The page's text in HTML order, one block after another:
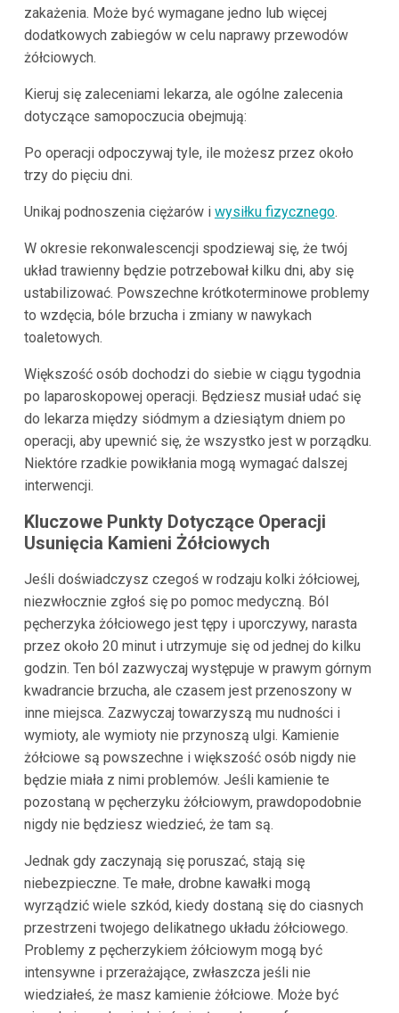
zakażenia. Może być wymagane jedno lub więcej
dodatkowych zabiegów w celu naprawy przewodów
żółciowych.
Kieruj się zaleceniami lekarza, ale ogólne zalecenia
dotyczące samopoczucia obejmują:
Po operacji odpoczywaj tyle, ile możesz przez około
trzy do pięciu dni.
Unikaj podnoszenia ciężarów i wysiłku fizycznego.
W okresie rekonwalescencji spodziewaj się, że twój
układ trawienny będzie potrzebował kilku dni, aby się
ustabilizować. Powszechne krótkoterminowe problemy
to wzdęcia, bóle brzucha i zmiany w nawykach
toaletowych.
Większość osób dochodzi do siebie w ciągu tygodnia
po laparoskopowej operacji. Będziesz musiał udać się
do lekarza między siódmym a dziesiątym dniem po
operacji, aby upewnić się, że wszystko jest w porządku.
Niektóre rzadkie powikłania mogą wymagać dalszej
interwencji.
Kluczowe Punkty Dotyczące Operacji
Usunięcia Kamieni Żółciowych
Jeśli doświadczysz czegoś w rodzaju kolki żółciowej,
niezwłocznie zgłoś się po pomoc medyczną. Ból
pęcherzyka żółciowego jest tępy i uporczywy, narasta
przez około 20 minut i utrzymuje się od jednej do kilku
godzin. Ten ból zazwyczaj występuje w prawym górnym
kwadrancie brzucha, ale czasem jest przenoszony w
inne miejsca. Zazwyczaj towarzyszą mu nudności i
wymioty, ale wymioty nie przynoszą ulgi. Kamienie
żółciowe są powszechne i większość osób nigdy nie
będzie miała z nimi problemów. Jeśli kamienie te
pozostaną w pęcherzyku żółciowym, prawdopodobnie
nigdy nie będziesz wiedzieć, że tam są.
Jednak gdy zaczynają się poruszać, stają się
niebezpieczne. Te małe, drobne kawałki mogą
wyrządzić wiele szkód, kiedy dostaną się do ciasnych
przestrzeni twojego delikatnego układu żółciowego.
Problemy z pęcherzykiem żółciowym mogą być
intensywne i przerażające, zwłaszcza jeśli nie
wiedziałeś, że masz kamienie żółciowe. Może być